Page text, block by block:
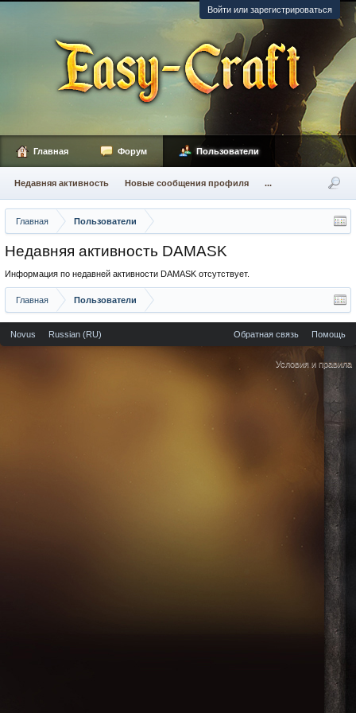
Войти или зарегистрироваться
Главная Пользователи
Недавняя активность DAMASK
Информация по недавней активности DAMASK отсутствует.
Главная Пользователи
Главная Форум Пользователи
Недавняя активность Новые сообщения профиля ...
Novus Russian (RU) Обратная связь Помощь
Условия и правила